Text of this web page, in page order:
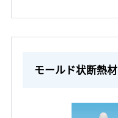
モールド状断熱材